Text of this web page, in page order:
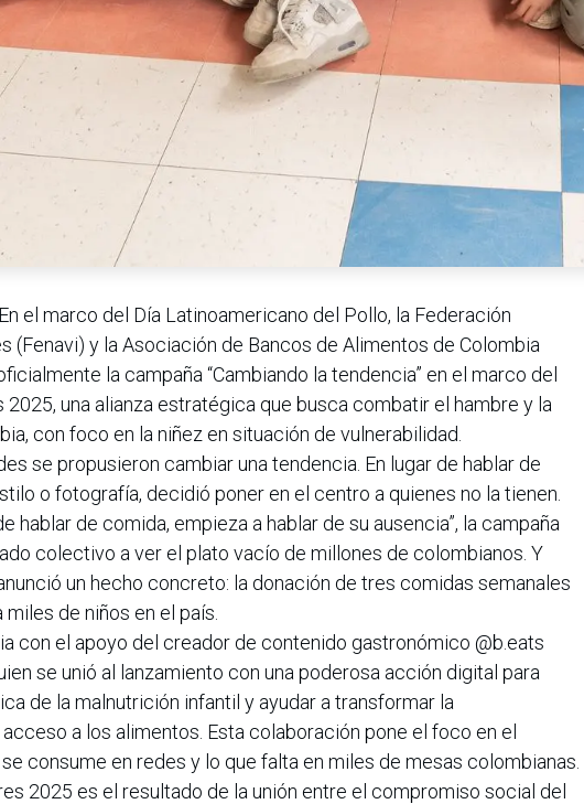
el marco del Día Latinoamericano del Pollo, la Federación
(Fenavi) y la Asociación de Bancos de Alimentos de Colombia
la campaña “Cambiando la tendencia” en el marco del
una alianza estratégica que busca combatir el hambre y la
con foco en la niñez en situación de vulnerabilidad.
se propusieron cambiar una tendencia. En lugar de hablar de
o fotografía, decidió poner en el centro a quienes no la tienen.
hablar de comida, empieza a hablar de su ausencia”, la campaña
colectivo a ver el plato vacío de millones de colombianos. Y
un hecho concreto: la donación de tres comidas semanales
de niños en el país.
con el apoyo del creador de contenido gastronómico @b.eats
se unió al lanzamiento con una poderosa acción digital para
de la malnutrición infantil y ayudar a transformar la
a los alimentos. Esta colaboración pone el foco en el
consume en redes y lo que falta en miles de mesas colombianas.
2025 es el resultado de la unión entre el compromiso social del